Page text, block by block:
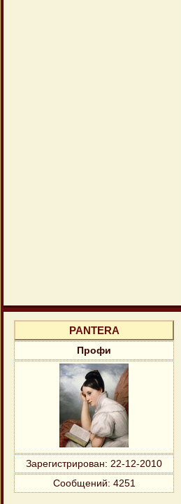
PANTERA
Профи
Зарегистрирован: 22-12-2010
Сообщений: 4251